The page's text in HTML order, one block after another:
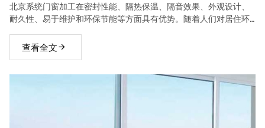
北京系统门窗加工在密封性能、隔热保温、隔音效果、外观设计、
耐久性、易于维护和环保节能等方面具有优势。随着人们对居住环
位。查看全文